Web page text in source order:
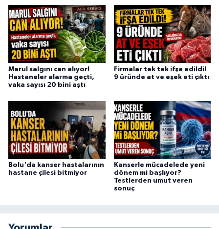
Marul salgını can alıyor!
Hastaneler alarma geçti,
vaka sayısı 20 bini aştı
Firmalar tek tek ifşa edildi!
9 üründe at ve eşek eti çıktı
Bolu'da kanser hastalarının
hastane çilesi bitmiyor
Kanserle mücadelede yeni
dönem mi başlıyor?
Testlerden umut veren
sonuç